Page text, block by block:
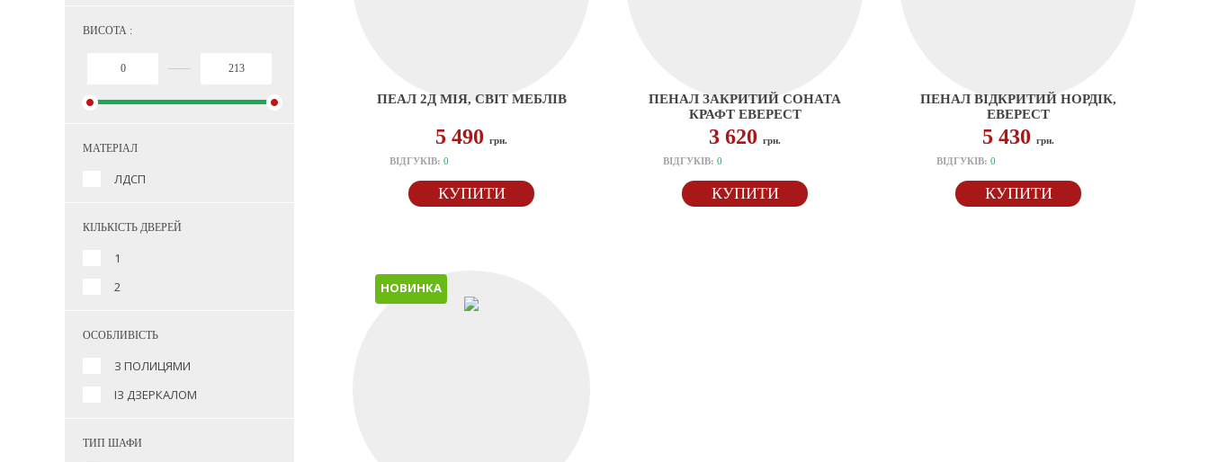
ВИСОТА :
МАТЕРІАЛ
ЛДСП
КІЛЬКІСТЬ ДВЕРЕЙ
1
2
ОСОБЛИВІСТЬ
З ПОЛИЦЯМИ
ІЗ ДЗЕРКАЛОМ
ТИП ШАФИ
ПЕАЛ 2Д МІЯ, СВІТ МЕБЛІВ
5 490 грн.
ВІДГУКІВ: 0
КУПИТИ
ПЕНАЛ ЗАКРИТИЙ СОНАТА
КРАФТ ЕВЕРЕСТ
3 620 грн.
ВІДГУКІВ: 0
КУПИТИ
ПЕНАЛ ВІДКРИТИЙ НОРДІК,
ЕВЕРЕСТ
5 430 грн.
ВІДГУКІВ: 0
КУПИТИ
НОВИНКА